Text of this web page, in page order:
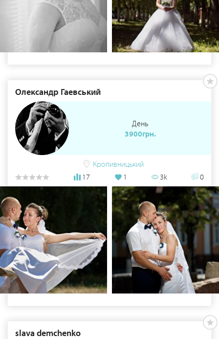
Олександр Гаевський
День
3900грн.
Кропивницький
17
1 3k 0
slava demchenko